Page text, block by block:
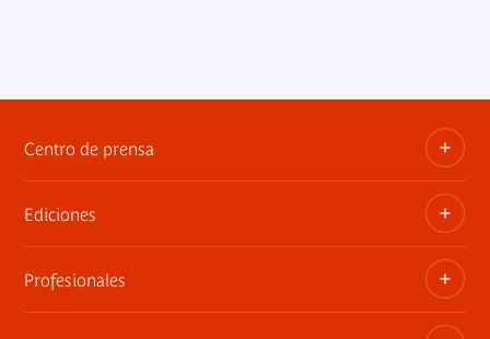
Centro de prensa
Dosieres, comunicados de prensa, anuncios de
exposiciones
Ediciones
Las publicaciones del museo
Profesionales